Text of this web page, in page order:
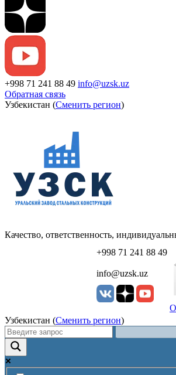
+998 71 241 88 49 info@uzsk.uz
Обратная связь
Узбекистан (Сменить регион)
Качество, ответственность,
+998 71 241 88 49
info@uzsk.uz
Узбекистан (Сменить регион)